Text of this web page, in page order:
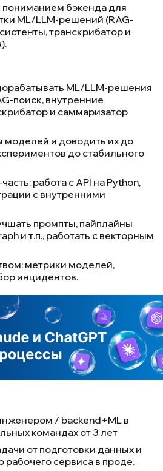
бэкенда для
ML/LLM-решений (RAG-
транскрибатор и
ML/LLM-решения
поиск, внутренние
и саммаризатор
моделей и доводить их до
до стабильного
работа с API на Python,
с внутренними
промпты, пайплайны
и т.п., работать с векторным
метрики моделей,
инцидентов.
/ backend+ML в
командах от 3 лет
от подготовки данных и
сервиса в проде.